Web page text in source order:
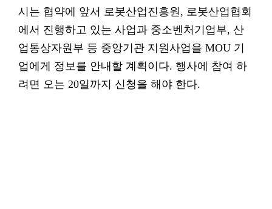
시는 협약에 앞서 로봇산업진흥원, 로봇산업협회
에서 진행하고 있는 사업과 중소벤처기업부, 산
업통상자원부 등 중앙기관 지원사업을 MOU 기
업에게 정보를 안내할 계획이다. 행사에 참여 하
려면 오는 20일까지 신청을 해야 한다.